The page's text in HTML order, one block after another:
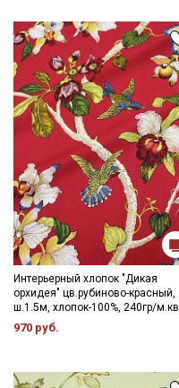
Интерьерный хлопок "Дикая
орхидея" цв.рубиново-красный,
ш.1.5м, хлопок-100%, 240гр/м.кв
970 руб.